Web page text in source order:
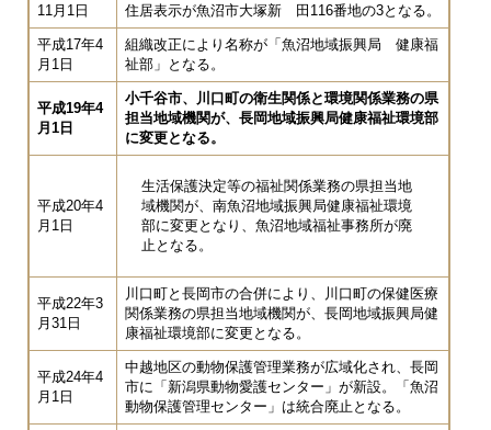
11月1日
住居表示が魚沼市大塚新 田116番地の3となる。
平成17年4
月1日
組織改正により名称が「魚沼地域振興局 健康福
祉部」となる。
平成19年4
月1日
小千谷市、川口町の衛生関係と環境関係業務の県
担当地域機関が、長岡地域振興局健康福祉環境部
に変更となる。
平成20年4
月1日
生活保護決定等の福祉関係業務の県担当地
域機関が、南魚沼地域振興局健康福祉環境
部に変更となり、魚沼地域福祉事務所が廃
止となる。
平成22年3
月31日
川口町と長岡市の合併により、川口町の保健医療
関係業務の県担当地域機関が、長岡地域振興局健
康福祉環境部に変更となる。
平成24年4
月1日
中越地区の動物保護管理業務が広域化され、長岡
市に「新潟県動物愛護センター」が新設。「魚沼
動物保護管理センター」は統合廃止となる。